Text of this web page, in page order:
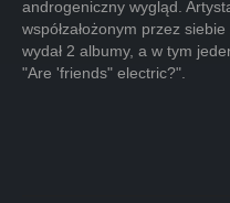
androgeniczny wygląd.
współzałożonym przez
wydał 2 albumy, a w tym
"Are 'friends" electric?".